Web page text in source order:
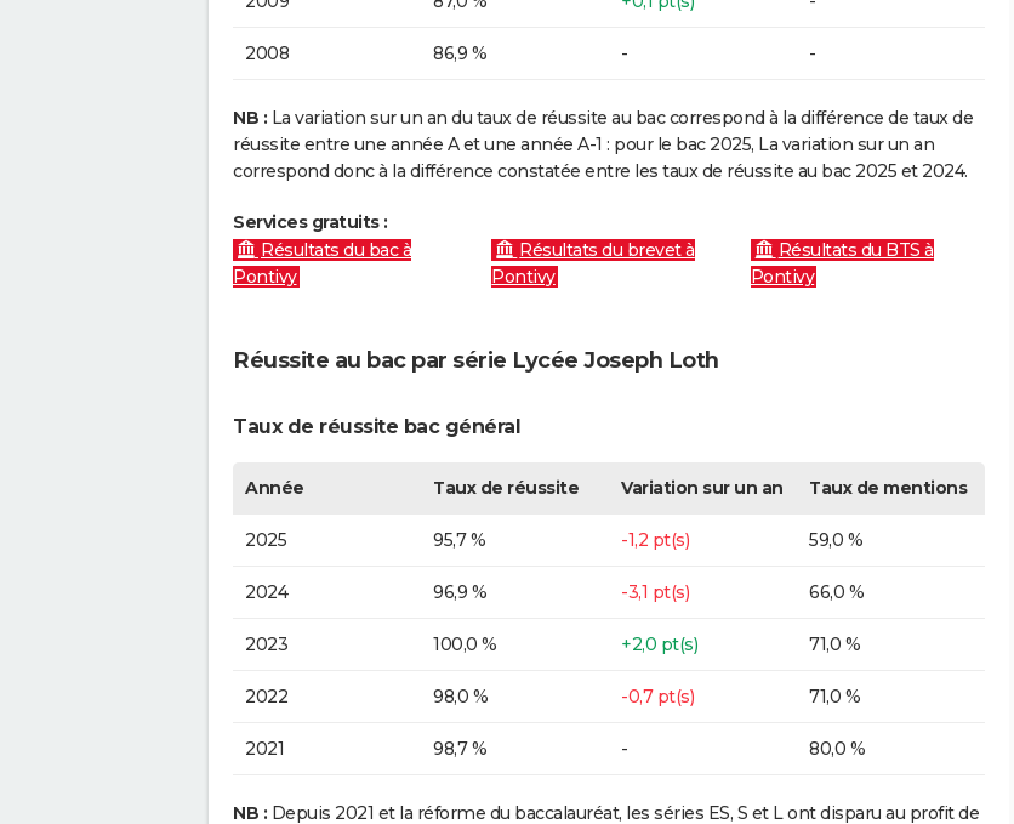
2008 86,9 % - -
NB : La variation sur un an du taux de réussite au bac correspond à la différence de taux de
réussite entre une année A et une année A-1 : pour le bac 2025, La variation sur un an
correspond donc à la différence constatée entre les taux de réussite au bac 2025 et 2024.
Services gratuits :
Résultats du bac à
Pontivy
Résultats du brevet à
Pontivy
Résultats du BTS à
Pontivy
Réussite au bac par série Lycée Joseph Loth
Taux de réussite bac général
Année Taux de réussite Variation sur un an Taux de mentions
2025 95,7 % -1,2 pt(s) 59,0 %
2024 96,9 % -3,1 pt(s) 66,0 %
2023 100,0 % +2,0 pt(s) 71,0 %
2022 98,0 % -0,7 pt(s) 71,0 %
2021 98,7 % - 80,0 %
NB : Depuis 2021 et la réforme du baccalauréat, les séries ES, S et L ont disparu au profit de